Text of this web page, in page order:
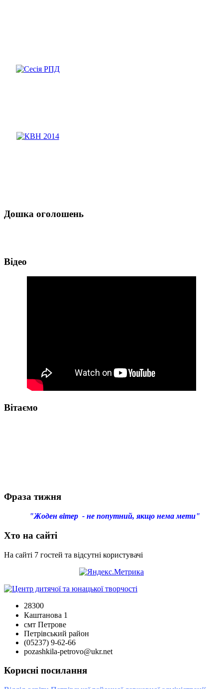
Дошка оголошень
Відео
Вітаємо
Фраза тижня
"Жоден вітер - не попутний, якщо нема мети"
Хто на сайті
На сайті 7 гостей та відсутні користувачі
28300
Каштанова 1
смт Петрове
Петрівський район
(05237) 9-62-66
pozashkila-petrovo@ukr.net
Корисні посилання